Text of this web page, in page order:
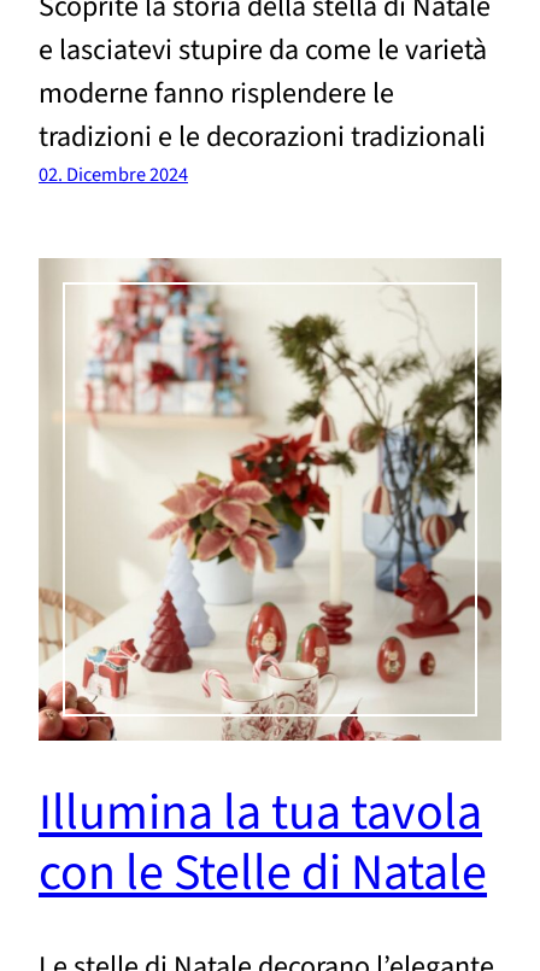
e lasciatevi stupire da come le varietà
moderne fanno risplendere le
tradizioni e le decorazioni tradizionali
02. Dicembre 2024
Illumina la tua tavola
con le Stelle di Natale